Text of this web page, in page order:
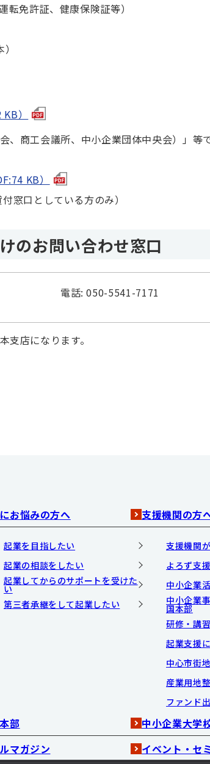
免許証、健康保険証等）
）
、商工会議所、中小企業団体中央会）」等
KB）
窓口としている方のみ）
のお問い合わせ窓口
電話: 050-5541-7171
支店になります。
お悩みの方へ
起業を目指したい
起業の相談をしたい
起業してからのサポートを受けた
い
第三者承継をして起業したい
支援機関の方
支援機関
よろず支
中小企業
中小企業
国本部
研修・講
起業支援
中心市街
産業用地
ファンド
部 中小企業大学
マガジン イベント・セ